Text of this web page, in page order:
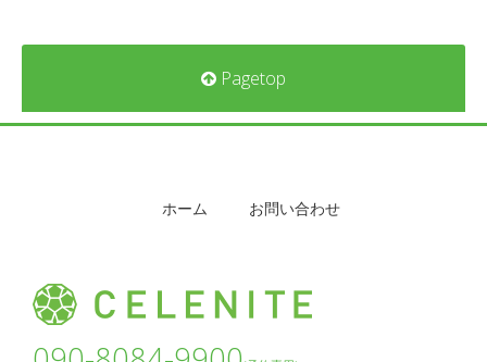
Pagetop
ホーム お問い合わせ